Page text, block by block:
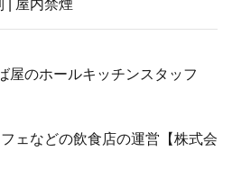
| 屋内禁煙
のホールキッチンスタッフ
ェなどの飲食店の運営【株式会